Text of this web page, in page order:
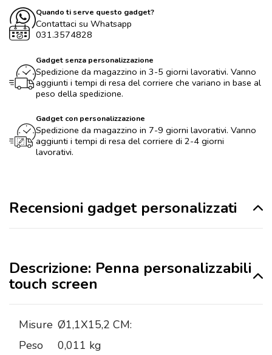
Quando ti serve questo gadget?
Contattaci su Whatsapp
031.3574828
Gadget senza personalizzazione
Spedizione da magazzino in 3-5 giorni lavorativi. Vanno
aggiunti i tempi di resa del corriere che variano in base al
peso della spedizione.
Gadget con personalizzazione
Spedizione da magazzino in 7-9 giorni lavorativi. Vanno
aggiunti i tempi di resa del corriere di 2-4 giorni
lavorativi.
Recensioni gadget personalizzati
Descrizione: Penna personalizzabili
touch screen
Misure Ø1,1X15,2 CM:
Peso
0,011 kg